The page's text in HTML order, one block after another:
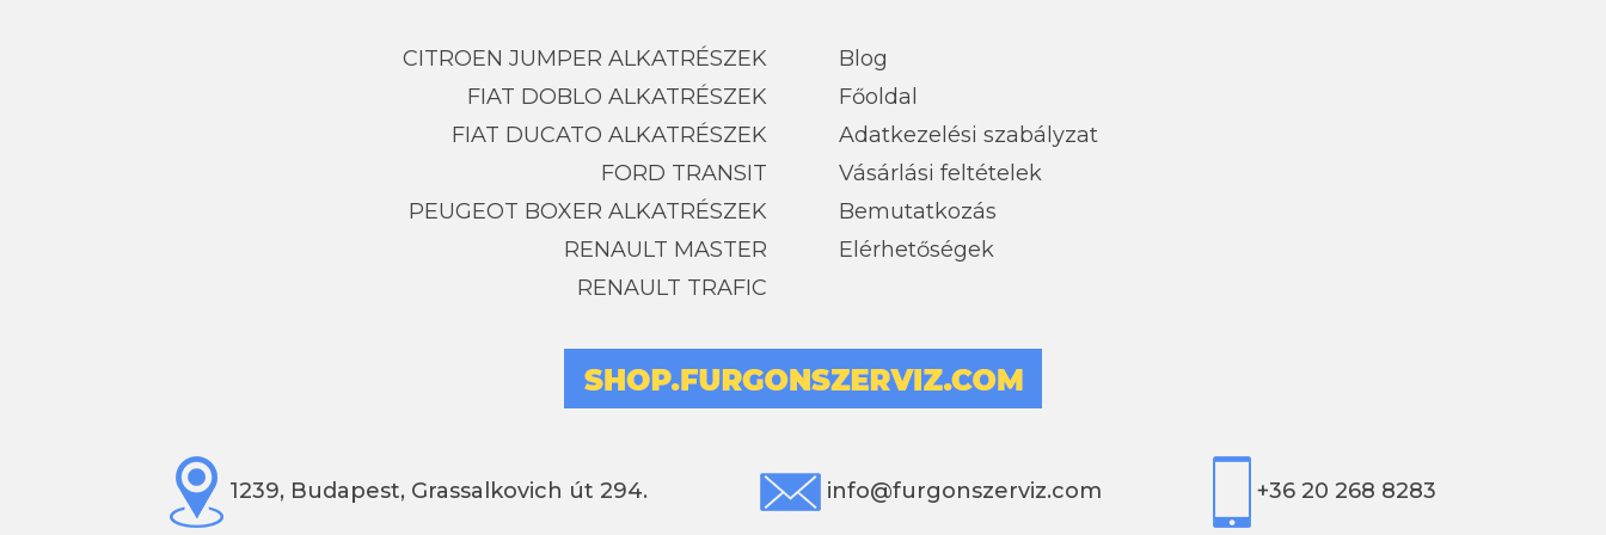
CITROEN JUMPER ALKATRÉSZEK
FIAT DOBLO ALKATRÉSZEK
FIAT DUCATO ALKATRÉSZEK
FORD TRANSIT
PEUGEOT BOXER ALKATRÉSZEK
RENAULT MASTER
RENAULT TRAFIC
Blog
Főoldal
Adatkezelési szabályzat
Vásárlási feltételek
Bemutatkozás
Elérhetőségek
1239, Budapest, Grassalkovich út 294. info@furgonszerviz.com +36 20 268 8283